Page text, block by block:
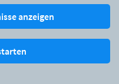
anzeigen